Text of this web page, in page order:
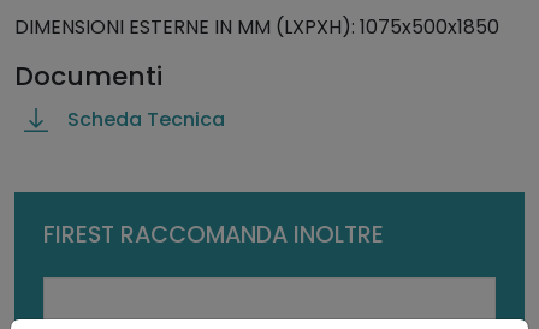
DIMENSIONI ESTERNE IN MM (LXPXH): 1075x500x1850
Documenti
Scheda Tecnica
FIREST RACCOMANDA INOLTRE